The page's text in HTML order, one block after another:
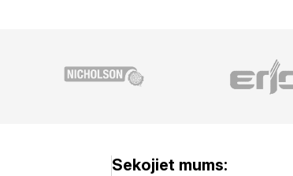
Sekojiet mums: